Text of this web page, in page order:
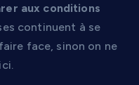
aux conditions
continuent à se
face, sinon on ne